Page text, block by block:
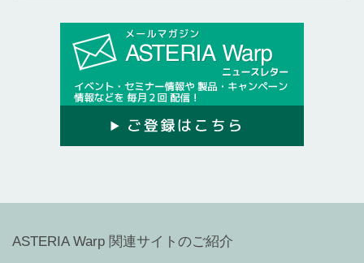
ASTERIA Warp 関連サイトのご紹介